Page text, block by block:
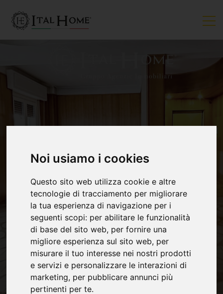
Noi usiamo i cookies
Questo sito web utilizza cookie e altre
tecnologie di tracciamento per migliorare
la tua esperienza di navigazione per i
seguenti scopi: per abilitare le funzionalità
di base del sito web, per fornire una
migliore esperienza sul sito web, per
misurare il tuo interesse nei nostri prodotti
e servizi e personalizzare le interazioni di
marketing, per pubblicare annunci più
pertinenti per te.
VENDUTO